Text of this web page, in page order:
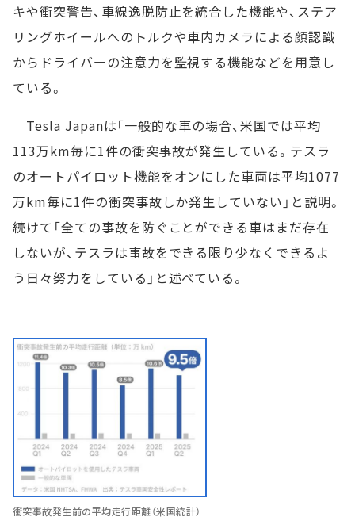
キや衝突警告、車線逸脱防止を統合した機能や、ステア
リングホイールへのトルクや車内カメラによる顔認識
からドライバーの注意力を監視する機能などを用意し
ている。
Tesla Japanは「一般的な車の場合、米国では平均
113万km毎に1件の衝突事故が発生している。テスラ
のオートパイロット機能をオンにした車両は平均1077
万km毎に1件の衝突事故しか発生していない」と説明。
続けて「全ての事故を防ぐことができる車はまだ存在
しないが、テスラは事故をできる限り少なくできるよ
う日々努力をしている」と述べている。
衝突事故発生前の平均走行距離（米国統計）